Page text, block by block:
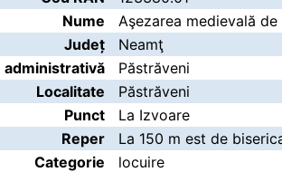
Nume
Aşezarea medievală
Județ
Neamţ
administrativă
Păstrăveni
Localitate
Păstrăveni
Punct
La Izvoare
Reper
La 150 m est de
Categorie
locuire